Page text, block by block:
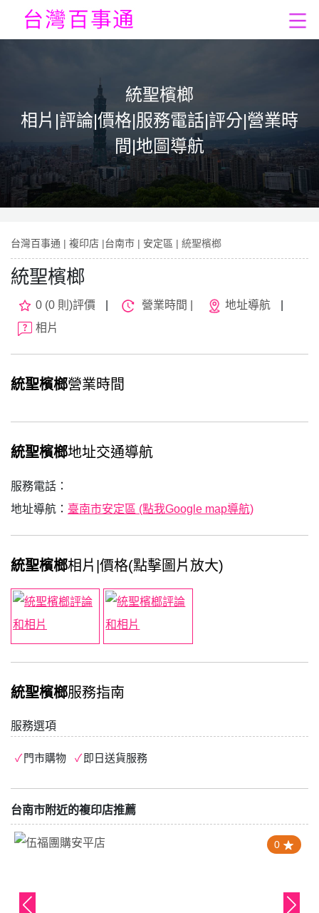
統聖檳榔
相片|評論|價格|服務電話|評分|營業時
間|地圖導航
台灣百事通 | 複印店 |台南市 | 安定區 | 統聖檳榔
統聖檳榔
0 (0 則)評價 營業時間 | 地址導航
相片
統聖檳榔營業時間
統聖檳榔地址交通導航
服務電話：
地址導航： 臺南市安定區 (點我Google map導航)
統聖檳榔相片|價格(點擊圖片放大)
統聖檳榔服務指南
服務選項
門市購物 即日送貨服務
台南市附近的複印店推薦
0